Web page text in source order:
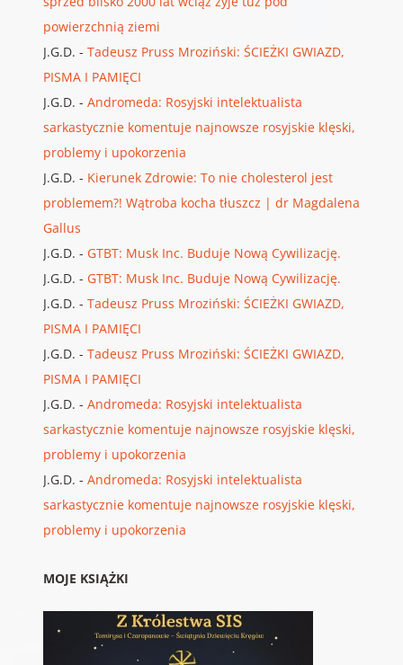
powierzchnią ziemi
J.G.D. - Tadeusz Pruss Mroziński: ŚCIEŻKI GWIAZD,
PISMA I PAMIĘCI
J.G.D. - Andromeda: Rosyjski intelektualista
sarkastycznie komentuje najnowsze rosyjskie klęski,
problemy i upokorzenia
J.G.D. - Kierunek Zdrowie: To nie cholesterol jest
problemem?! Wątroba kocha tłuszcz | dr Magdalena
Gallus
J.G.D. - GTBT: Musk Inc. Buduje Nową Cywilizację.
J.G.D. - GTBT: Musk Inc. Buduje Nową Cywilizację.
J.G.D. - Tadeusz Pruss Mroziński: ŚCIEŻKI GWIAZD,
PISMA I PAMIĘCI
J.G.D. - Tadeusz Pruss Mroziński: ŚCIEŻKI GWIAZD,
PISMA I PAMIĘCI
J.G.D. - Andromeda: Rosyjski intelektualista
sarkastycznie komentuje najnowsze rosyjskie klęski,
problemy i upokorzenia
J.G.D. - Andromeda: Rosyjski intelektualista
sarkastycznie komentuje najnowsze rosyjskie klęski,
problemy i upokorzenia
MOJE KSIĄŻKI